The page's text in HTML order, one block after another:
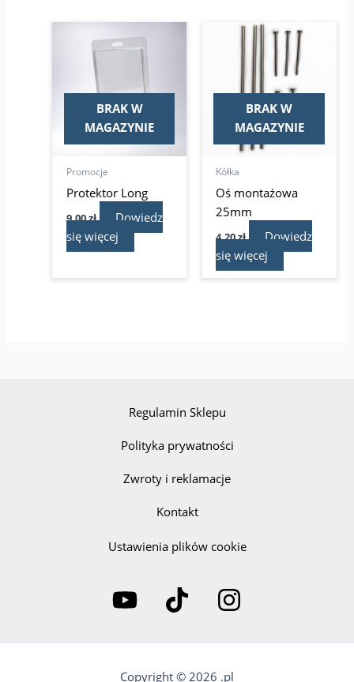
BRAK W
MAGAZYNIE
Promocje
Protektor Long
9,00zł
Dowiedz
się więcej
BRAK W
MAGAZYNIE
Kółka
Oś montażowa
25mm
4,20zł
Dowiedz
się więcej
Regulamin Sklepu
Polityka prywatności
Zwroty i reklamacje
Kontakt
Ustawienia plików cookie
Copyright © 2026 .pl